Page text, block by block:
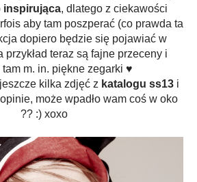
inspirująca, dlatego z ciekawości
aby tam poszperać (co prawda ta
dopiero będzie siępojawiać w
przykład teraz są fajne przeceny i
tam m. in. piękne zegarki ♥
kilka zdjęć z katalogu ss13i
może wpadłowam coś w oko
?? :) xoxo